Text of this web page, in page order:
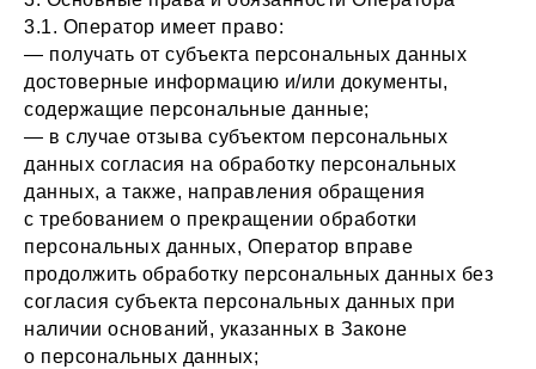
3.1. Оператор имеет право:
— получать от субъекта персональных данных
достоверные информацию и/или документы,
содержащие персональные данные;
— в случае отзыва субъектом персональных
данных согласия на обработку персональных
данных, а также, направления обращения
с требованием о прекращении обработки
персональных данных, Оператор вправе
продолжить обработку персональных данных без
согласия субъекта персональных данных при
наличии оснований, указанных в Законе
о персональных данных;